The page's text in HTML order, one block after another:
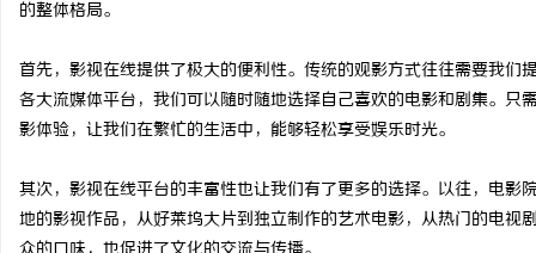
的整体格局。
首先，影视在线提供了极大的便利性。传统的观影方式往往需要我
各大流媒体平台，我们可以随时随地选择自己喜欢的电影和剧集。
影体验，让我们在繁忙的生活中，能够轻松享受娱乐时光。
其次，影视在线平台的丰富性也让我们有了更多的选择。以往，电
地的影视作品，从好莱坞大片到独立制作的艺术电影，从热门的电